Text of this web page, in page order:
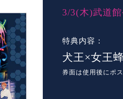
3/3(木)武道
特典内容：
犬王×女王
券面は使用後にポ